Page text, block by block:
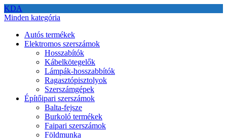
KDA
Minden kategória
Autós termékek
Elektromos szerszámok
Hosszabítók
Kábelkötegelők
Lámpák-hosszabbítók
Ragasztópisztolyok
Szerszámgépek
Építőipari szerszámok
Balta-fejsze
Burkoló termékek
Faipari szerszámok
Földmunka